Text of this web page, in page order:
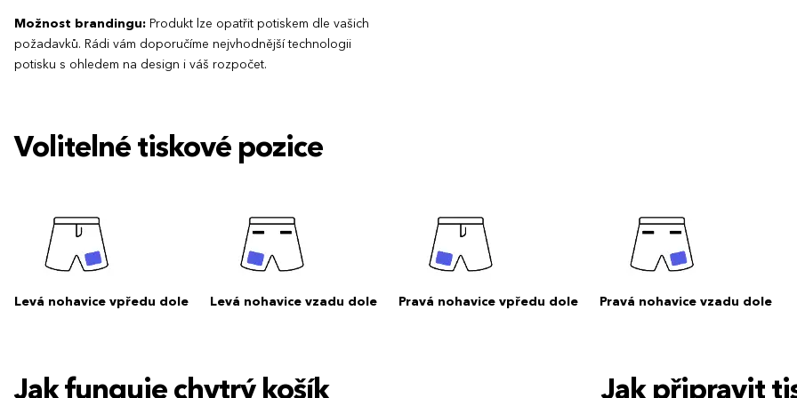
Možnost brandingu: Produkt lze opatřit potiskem dle vašich
požadavků. Rádi vám doporučíme nejvhodnější technologii
potisku s ohledem na design i váš rozpočet.
Volitelné tiskové pozice
Levá nohavice vpředu dole Levá nohavice vzadu dole Pravá nohavice vpředu dole Pravá nohavice vzadu dole
Jak funguje chytrý košík Jak připravit